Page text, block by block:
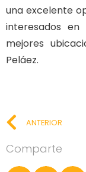
una excelente
interesados
mejores
Peláez.
ANTERIOR
Comparte